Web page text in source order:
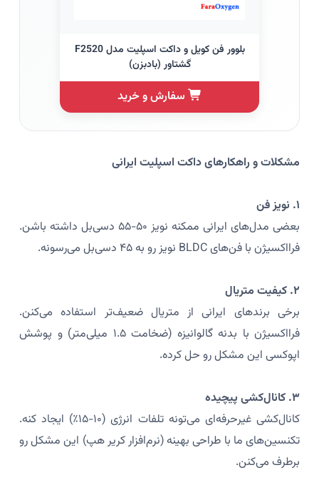
بلوور فن کویل و داکت اسپلیت مدل F2520
گشتاور (بادبزن)
سفارش و خرید
مشکلات و راهکارهای داکت اسپلیت ایرانی
۱. نویز فن
بعضی مدل‌های ایرانی ممکنه نویز ۵۰-۵۵ دسی‌بل داشته باشن.
فرااکسیژن با فن‌های BLDC نویز رو به ۴۵ دسی‌بل می‌رسونه.
۲. کیفیت متریال
برخی برندهای ایرانی از متریال ضعیف‌تر استفاده می‌کنن.
فرااکسیژن با بدنه گالوانیزه (ضخامت ۱.۵ میلی‌متر) و پوشش
اپوکسی این مشکل رو حل کرده.
۳. کانال‌کشی پیچیده
کانال‌کشی غیرحرفه‌ای می‌تونه تلفات انرژی (۱۰-۱۵٪) ایجاد کنه.
تکنسین‌های ما با طراحی بهینه (نرم‌افزار کریر هپ) این مشکل رو
برطرف می‌کنن.